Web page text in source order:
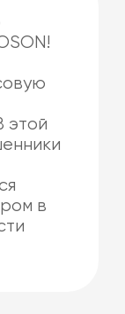
этой
в